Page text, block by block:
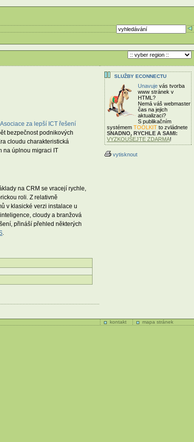
za lepší ICT řešení
bezpečnost podnikových
cloudu charakteristická
na úplnou migraci IT
na CRM se vracejí rychle,
roli. Z relativně
v klasické verzi instalace u
cloudy a branžová
přináší přehled některých
.
SLUŽBY ECONNECTU
Unavuje vás tvorba
www stránek v
HTML?
Nemá váš webmaster
čas na jejich
aktualizaci?
S publikačním
systémem TOOLKIT to zvládnete
SNADNO, RYCHLE A SAMI:
VYZKOUŠEJTE ZDARMA!
vytisknout
kontakt mapa stránek